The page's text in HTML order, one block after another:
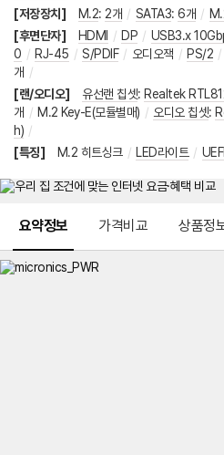
[저장장치]
M.2: 2개 / SATA3: 6개 /
[후면단자]
HDMI / DP / USB3.x
0 / RJ-45 / S/PDIF / 오디오잭 / PS/2 /
개 /
[랜/오디오]
유선랜 칩셋: Realtek
개 / M.2 Key-E(모듈별매) / 오디오 칩셋:
h) /
[특징]
M.2 히트싱크 / LED라이트 / UEFI
요약정보 가격비교 상품정